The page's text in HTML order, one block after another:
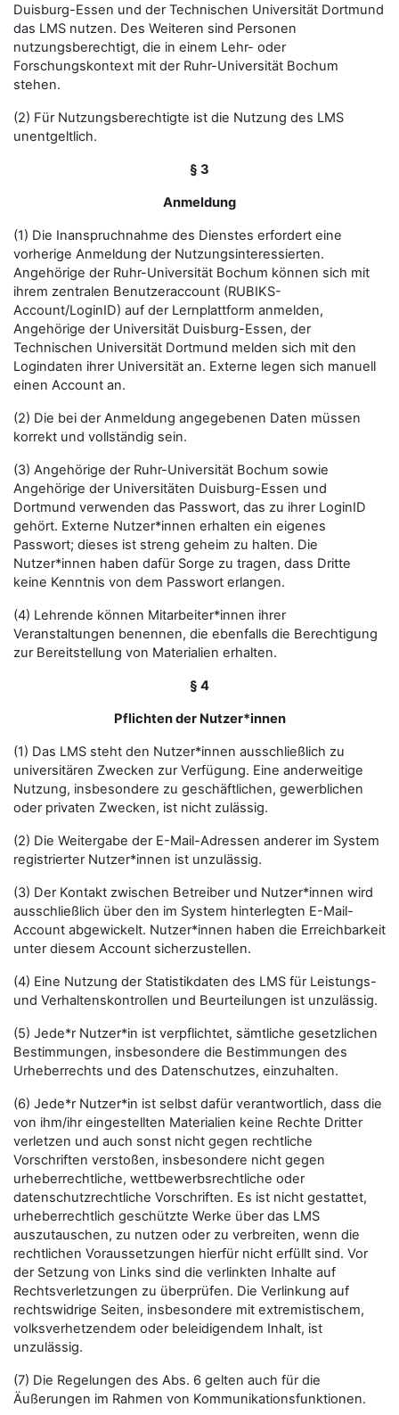
Duisburg-Essen und der Technischen Universität Dortmund
das LMS nutzen. Des Weiteren sind Personen
nutzungsberechtigt, die in einem Lehr- oder
Forschungskontext mit der Ruhr-Universität Bochum
stehen.
(2) Für Nutzungsberechtigte ist die Nutzung des LMS
unentgeltlich.
§ 3
Anmeldung
(1) Die Inanspruchnahme des Dienstes erfordert eine
vorherige Anmeldung der Nutzungsinteressierten.
Angehörige der Ruhr-Universität Bochum können sich mit
ihrem zentralen Benutzeraccount (RUBIKS-
Account/LoginID) auf der Lernplattform anmelden,
Angehörige der Universität Duisburg-Essen, der
Technischen Universität Dortmund melden sich mit den
Logindaten ihrer Universität an. Externe legen sich manuell
einen Account an.
(2) Die bei der Anmeldung angegebenen Daten müssen
korrekt und vollständig sein.
(3) Angehörige der Ruhr-Universität Bochum sowie
Angehörige der Universitäten Duisburg-Essen und
Dortmund verwenden das Passwort, das zu ihrer LoginID
gehört. Externe Nutzer*innen erhalten ein eigenes
Passwort; dieses ist streng geheim zu halten. Die
Nutzer*innen haben dafür Sorge zu tragen, dass Dritte
keine Kenntnis von dem Passwort erlangen.
(4) Lehrende können Mitarbeiter*innen ihrer
Veranstaltungen benennen, die ebenfalls die Berechtigung
zur Bereitstellung von Materialien erhalten.
§ 4
Pflichten der Nutzer*innen
(1) Das LMS steht den Nutzer*innen ausschließlich zu
universitären Zwecken zur Verfügung. Eine anderweitige
Nutzung, insbesondere zu geschäftlichen, gewerblichen
oder privaten Zwecken, ist nicht zulässig.
(2) Die Weitergabe der E-Mail-Adressen anderer im System
registrierter Nutzer*innen ist unzulässig.
(3) Der Kontakt zwischen Betreiber und Nutzer*innen wird
ausschließlich über den im System hinterlegten E-Mail-
Account abgewickelt. Nutzer*innen haben die Erreichbarkeit
unter diesem Account sicherzustellen.
(4) Eine Nutzung der Statistikdaten des LMS für Leistungs-
und Verhaltenskontrollen und Beurteilungen ist unzulässig.
(5) Jede*r Nutzer*in ist verpflichtet, sämtliche gesetzlichen
Bestimmungen, insbesondere die Bestimmungen des
Urheberrechts und des Datenschutzes, einzuhalten.
(6) Jede*r Nutzer*in ist selbst dafür verantwortlich, dass die
von ihm/ihr eingestellten Materialien keine Rechte Dritter
verletzen und auch sonst nicht gegen rechtliche
Vorschriften verstoßen, insbesondere nicht gegen
urheberrechtliche, wettbewerbsrechtliche oder
datenschutzrechtliche Vorschriften. Es ist nicht gestattet,
urheberrechtlich geschützte Werke über das LMS
auszutauschen, zu nutzen oder zu verbreiten, wenn die
rechtlichen Voraussetzungen hierfür nicht erfüllt sind. Vor
der Setzung von Links sind die verlinkten Inhalte auf
Rechtsverletzungen zu überprüfen. Die Verlinkung auf
rechtswidrige Seiten, insbesondere mit extremistischem,
volksverhetzendem oder beleidigendem Inhalt, ist
unzulässig.
(7) Die Regelungen des Abs. 6 gelten auch für die
Äußerungen im Rahmen von Kommunikationsfunktionen.